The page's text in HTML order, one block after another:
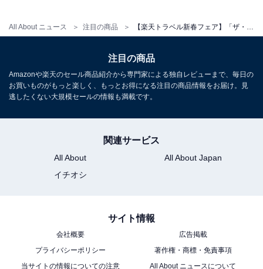
All About ニュース 注目の商品
注目の商品
Amazonや楽天のセール商品紹介から専門家による独自レビューまで、毎日の
お買いものがもっと楽しく、もっとお得になる注目の商品情報をお届け。見
逃したくない大規模セールの情報も満載です。
関連サービス
All About
All About Japan
イチオシ
サイト情報
会社概要
広告掲載
プライバシーポリシー
著作権・商標・免責事項
当サイトの情報についての注意
All About ニュースについて